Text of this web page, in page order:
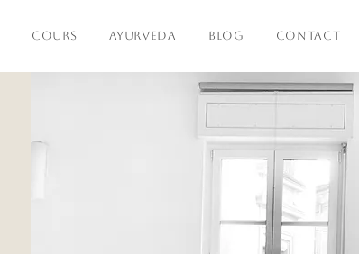
COURS AYURVEDA BLOG CONTACT